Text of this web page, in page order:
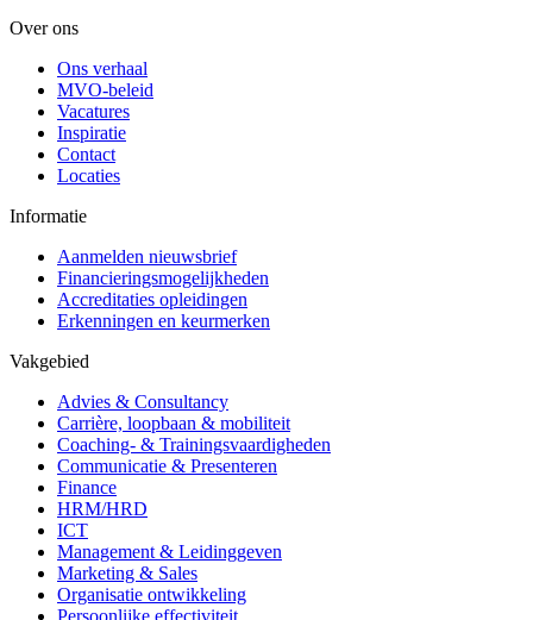
Over ons
Ons verhaal
MVO-beleid
Vacatures
Inspiratie
Contact
Locaties
Informatie
Aanmelden nieuwsbrief
Financieringsmogelijkheden
Accreditaties opleidingen
Erkenningen en keurmerken
Vakgebied
Advies & Consultancy
Carrière, loopbaan & mobiliteit
Coaching- & Trainingsvaardigheden
Communicatie & Presenteren
Finance
HRM/HRD
ICT
Management & Leidinggeven
Marketing & Sales
Organisatie ontwikkeling